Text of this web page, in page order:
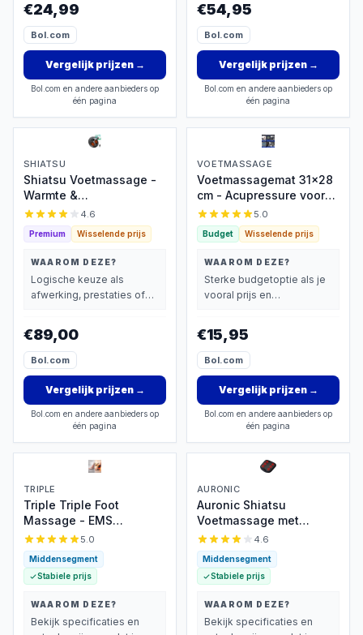
€24,99
Bol.com
Vergelijk prijzen→
Bol.com en andere aanbieders op
één pagina
€54,95
Bol.com
Vergelijk prijzen→
Bol.com en andere aanbieders op
één pagina
SHIATSU
Shiatsu Voetmassage -
Warmte &
Luchtcompressie
4.6
Premium Wisselende prijs
WAAROM DEZE?
Logische keuze als
afwerking, prestaties of
€89,00
Bol.com
Vergelijk prijzen→
Bol.com en andere aanbieders op
één pagina
VOETMASSAGE
Voetmassagemat 31x28
cm - Acupressure voor
bloedsomloop
5.0
Budget Wisselende prijs
WAAROM DEZE?
Sterke budgetoptie als je
vooral prijs en
€15,95
Bol.com
Vergelijk prijzen→
Bol.com en andere aanbieders op
één pagina
TRIPLE
Triple Triple Foot
Massage - EMS
voetmassage draadloos
5.0
Middensegment
Stabiele prijs
WAAROM DEZE?
Bekijk specificaties en
AURONIC
Auronic Shiatsu
Voetmassage met
Warmte
4.6
Middensegment
Stabiele prijs
WAAROM DEZE?
Bekijk specificaties en